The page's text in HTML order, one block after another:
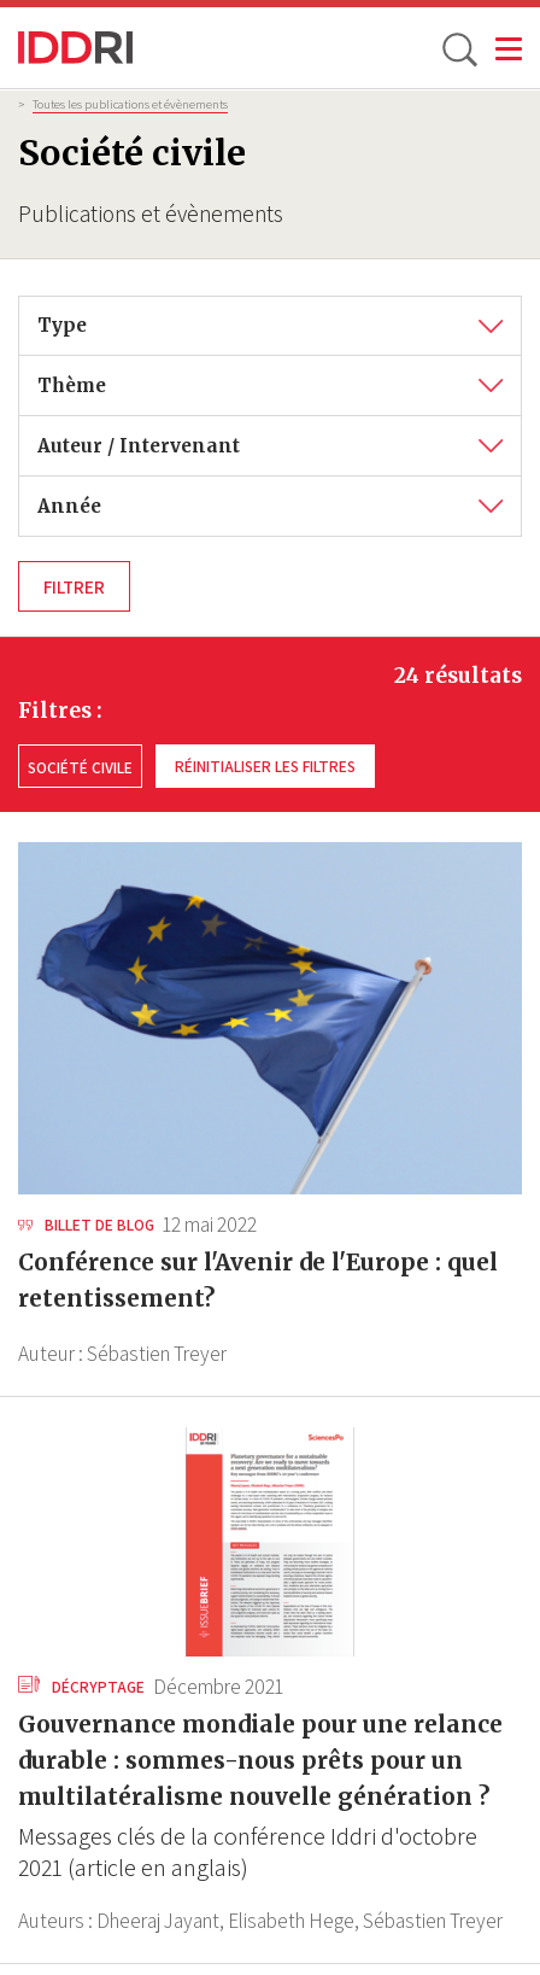
Aller
au
contenu
principal
Toggle
Société civile
Publications et évènements
Fil
d'Ariane
> Toutes les publications et évènements
Type
Thème
Auteur / Intervenant
Année
Filtres :
SOCIÉTÉ CIVILE RÉINITIALISER LES FILTRES
24 résultats
BILLET DE BLOG 12 mai 2022
Conférence sur l'Avenir de l'Europe : quel
retentissement?
Auteur :Sébastien Treyer
DÉCRYPTAGE Décembre 2021
Gouvernance mondiale pour une relance
durable : sommes-nous prêts pour un
multilatéralisme nouvelle génération ?
Messages clés de la conférence Iddri d'octobre
2021 (article en anglais)
Auteurs : Dheeraj Jayant, Elisabeth Hege,Sébastien Treyer